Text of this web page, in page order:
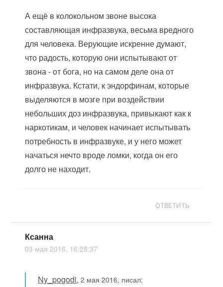
А ещё в колокольном звоне высока
составляющая инфразвука, весьма вредного
для человека. Верующие искренне думают,
что радость, которую они испытывают от
звона - от бога, но на самом деле она от
инфразвука. Кстати, к эндорфинам, которые
выделяются в мозге при воздействии
небольших доз инфразвука, привыкают как к
наркотикам, и человек начинает испытывать
потребность в инфразвуке, и у него может
начаться нечто вроде ломки, когда он его
долго не находит.
ОТВЕТИТЬ
Ксанна
03 мая 2016, 16:28:37
Ny_pogodi,2 мая 2016, писал: